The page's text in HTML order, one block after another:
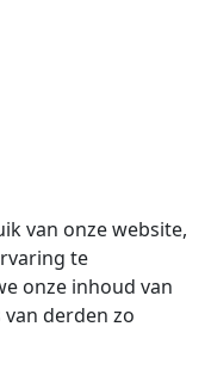
van onze website,
te
onze inhoud van
derden zo